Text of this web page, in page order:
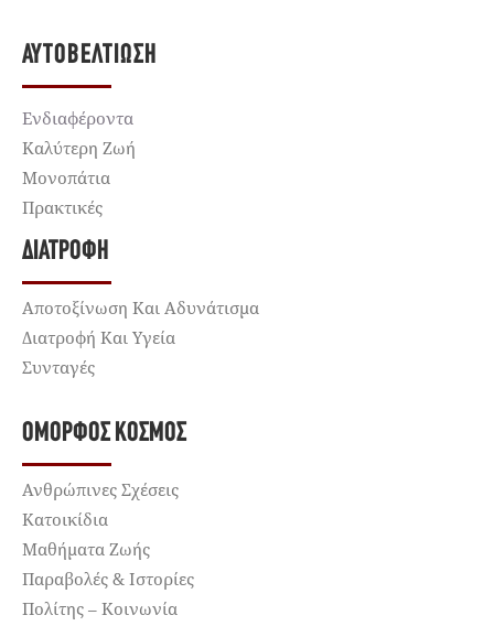
ΑΥΤΟΒΕΛΤΊΩΣΗ
Ενδιαφέροντα
Καλύτερη Ζωή
Μονοπάτια
Πρακτικές
ΔΙΑΤΡΟΦΉ
Αποτοξίνωση Και Αδυνάτισμα
Διατροφή Και Υγεία
Συνταγές
ΌΜΟΡΦΟΣ ΚΌΣΜΟΣ
Ανθρώπινες Σχέσεις
Κατοικίδια
Μαθήματα Ζωής
Παραβολές & Ιστορίες
Πολίτης – Κοινωνία